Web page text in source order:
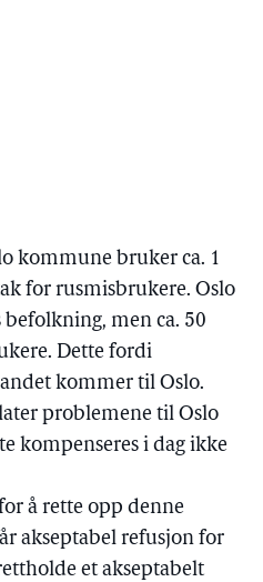
kommune bruker ca. 1
for rusmisbrukere. Oslo
befolkning, men ca. 50
Dette fordi
kommer til Oslo.
problemene til Oslo
kompenseres i dag ikke
å rette opp denne
akseptabel refusjon for
et akseptabelt